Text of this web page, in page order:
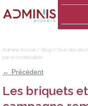
Adminis
Adminis Avocat / Blog / Droit des
par le contribuable
← Précédent
Les briquets